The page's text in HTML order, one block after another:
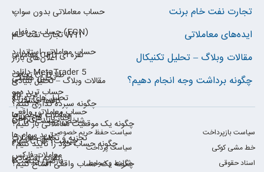
سیاست حفظ حریم خصوصی
سیاست بازپرداخت
سیاست پرداخت
خط مشی کوکی
شرایط و ضوابط
اسناد حقوقی
حساب معاملاتی بدون سواپ
حساب حرفه‌ای (ECN)
حساب معاملاتی استاندارد
دانلود MetaTrader 5
حساب ترید دمو
حساب معاملاتی واقعی
تجارت نفت خام برنت
تجارت نفت خام WTI
معاملات CFD نقره ای
تجارت CFD طلا
ترید کالا
معاملات شاخص‌ها
ترید سهام ها
معاملات فارکس
ایده‌های معاملاتی
اعلان‌های بازار
تحلیل هفتگی
تحلیل های روزانه
اخبار بازارهای مالی
تجزیه و تحلیل معاملات
تقویم اقتصادی
مقالات وبلاگ – تحلیل تکنیکال
مقالات وبلاگ – تحلیل بنیادی
کالاها چیستند؟
CFD شاخص چیست؟
سهام CFD چیست؟
فارکس چیست؟
چگونه برداشت وجه انجام دهیم؟
چگونه سپرده گذاری کنیم؟
چگونه یک موقعیت معاملاتی باز کنیم؟
چگونه حساب خود را تأیید کنیم؟
چگونه یک حساب واقعی افتتاح کنیم؟